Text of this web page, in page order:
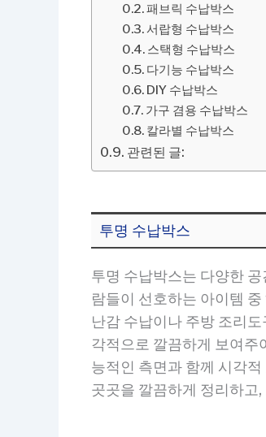
패브릭 수납박스
서랍형 수납박스
스택형 수납박스
다기능 수납박스
DIY 수납박스
가구 겸용 수납박스
칼라별 수납박스
관련된 글:
투명 수납박스
투명 수납박스는 다양한
람들이 선호하는 아이템
난감 수납이나 주방 조리
각적으로 깔끔하게 보여주
능적인 측면과 함께 시각
곳곳을 깔끔하게 정리하고